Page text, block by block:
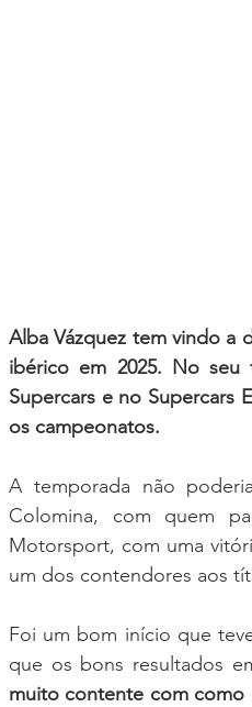
Alba Vázquez tem vindo a
ibérico em 2025. No
Supercars e no Supercars
os campeonatos.
A temporada não
Colomina, com quem
Motorsport, com uma
um dos contendores aos
Foi um bom início que
que os bons resultados
muito contente com como